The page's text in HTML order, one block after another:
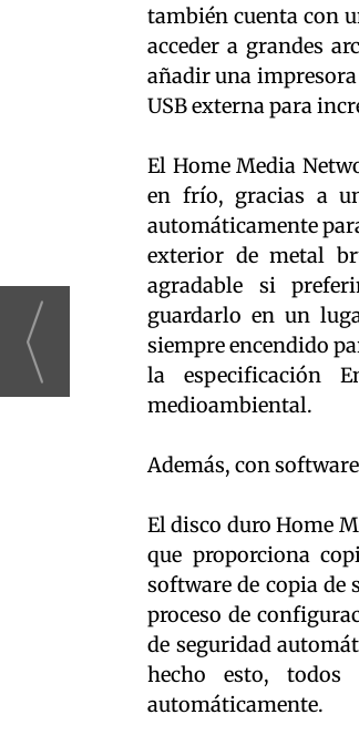
también cuenta con
acceder a grandes
añadir una
USB externa para
El Home Media
en frío, gracias a
automáticamente
exterior de metal
agradable si
guardarlo en un
siempre encendido
la especificación
medioambiental.
Además, con
El disco duro Home
que proporciona
software de copia de
proceso de
de seguridad
hecho esto,
automáticamente.